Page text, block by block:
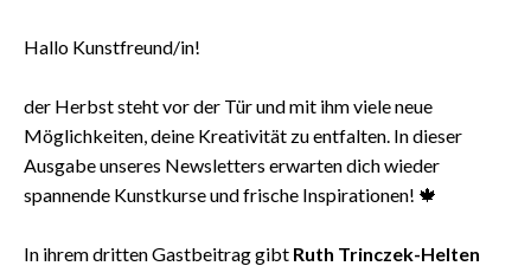
Hallo Kunstfreund/in!
der Herbst steht vor der Tür und mit ihm viele neue
Möglichkeiten, deine Kreativität zu entfalten. In dieser
Ausgabe unseres Newsletters erwarten dich wieder
spannende Kunstkurse und frische Inspirationen! 🍁
In ihrem dritten Gastbeitrag gibt Ruth Trinczek-Helten